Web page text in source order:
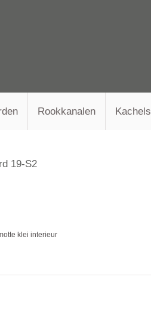
Rookkanalen Kachels
19-S2
klei interieur